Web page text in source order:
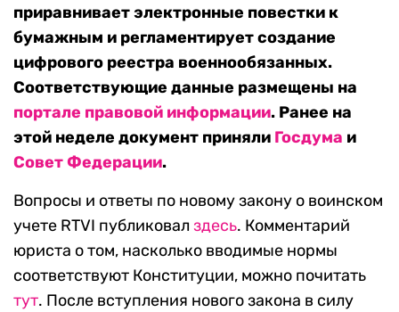
приравнивает электронные повестки к
бумажным и регламентирует создание
цифрового реестра военнообязанных.
Соответствующие данные размещены на
портале правовой информации. Ранее на
этой неделе документ приняли Госдума и
Совет Федерации.
Вопросы и ответы по новому закону о воинском
учете RTVI публиковал здесь. Комментарий
юриста о том, насколько вводимые нормы
соответствуют Конституции, можно почитать
тут. После вступления нового закона в силу